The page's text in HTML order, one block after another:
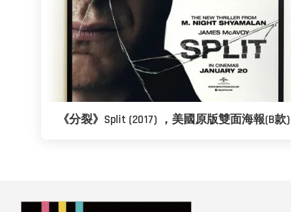
《分裂》Split (2017) ，美國原版雙面海報(B款)